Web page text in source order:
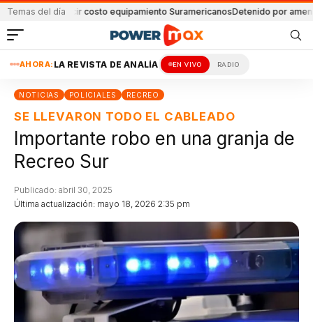
Temas del día
reducir costo equipamiento SuramericanosDetenido por amenazar a
AHORA: LA REVISTA DE ANALÍA EN VIVO RADIO
NOTICIAS POLICIALES RECREO
SE LLEVARON TODO EL CABLEADO
Importante robo en una granja de
Recreo Sur
Última actualización: mayo 18, 2026 2:35 pm
Publicado: abril 30, 2025